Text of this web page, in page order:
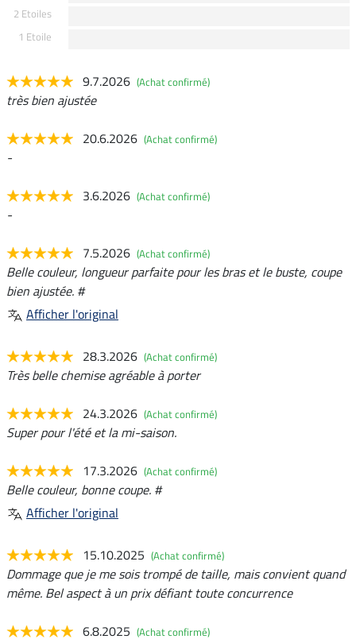
2 Etoiles
1 Etoile
9.7.2026 (Achat confirmé)
très bien ajustée
20.6.2026 (Achat confirmé)
-
3.6.2026 (Achat confirmé)
-
7.5.2026 (Achat confirmé)
Belle couleur, longueur parfaite pour les bras et le buste, coupe
bien ajustée. #
Afficher l'original
28.3.2026 (Achat confirmé)
Très belle chemise agréable à porter
24.3.2026 (Achat confirmé)
Super pour l'été et la mi-saison.
17.3.2026 (Achat confirmé)
Belle couleur, bonne coupe. #
Afficher l'original
15.10.2025 (Achat confirmé)
Dommage que je me sois trompé de taille, mais convient quand
même. Bel aspect à un prix défiant toute concurrence
6.8.2025 (Achat confirmé)